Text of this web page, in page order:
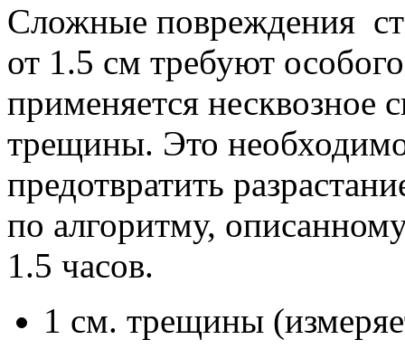
Сложные повреждения
от 1.5 см требуют
применяется несквозное
трещины. Это
предотвратить
по алгоритму,
1.5 часов.
1 см. трещины